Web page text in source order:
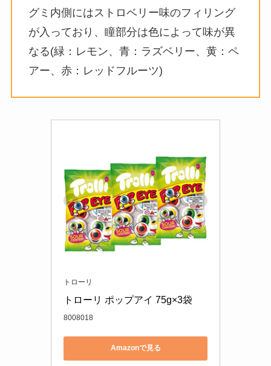
グミ内側にはストロベリー味のフィリング
が入っており、瞳部分は色によって味が異
なる(緑：レモン、青：ラズベリー、黄：ペ
アー、赤：レッドフルーツ)
トローリ
トローリ ポップアイ 75g×3袋
8008018
Amazonで見る